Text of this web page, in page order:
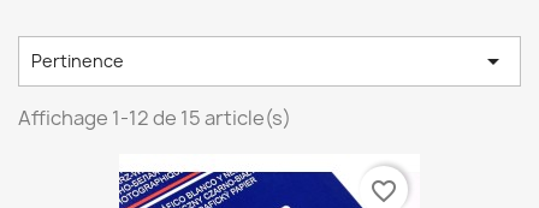
Pertinence 
Affichage 1-12 de 15 article(s)
favorite_border